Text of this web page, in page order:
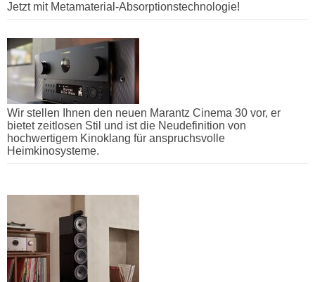
Jetzt mit Metamaterial-Absorptionstechnologie!
Wir stellen Ihnen den neuen Marantz Cinema 30 vor, er
bietet zeitlosen Stil und ist die Neudefinition von
hochwertigem Kinoklang für anspruchsvolle
Heimkinosysteme.